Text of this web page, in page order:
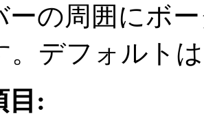
ーの周囲にボ
。デフォルト
目: